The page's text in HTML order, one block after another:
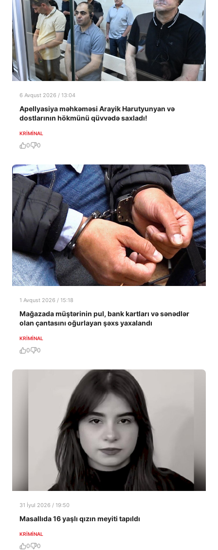
6 Avqust 2026 / 13:04
Apellyasiya məhkəməsi Arayik Harutyunyan və
dostlarının hökmünü qüvvədə saxladı!
KRIMINAL
0 0
1 Avqust 2026 / 15:18
Mağazada müştərinin pul, bank kartları və sənədlər
olan çantasını oğurlayan şəxs yaxalandı
KRIMINAL
0 0
31 İyul 2026 / 19:50
Masallıda 16 yaşlı qızın meyiti tapıldı
KRIMINAL
0 0